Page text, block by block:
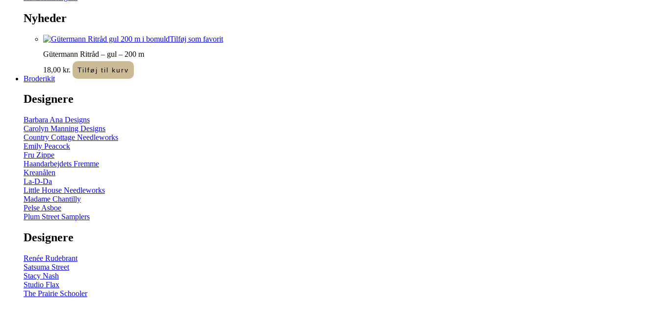
Nyheder
Tilføj som favorit
Gütermann Ritråd – gul – 200 m
18,00 kr. Tilføj til kurv
Broderikit
Designere
Barbara Ana Designs
Carolyn Manning Designs
Country Cottage Needleworks
Emily Peacock
Fru Zippe
Haandarbejdets Fremme
Kreanålen
La-D-Da
Little House Needleworks
Madame Chantilly
Pelse Asboe
Plum Street Samplers
Designere
Renée Rudebrant
Satsuma Street
Stacy Nash
Studio Flax
The Prairie Schooler